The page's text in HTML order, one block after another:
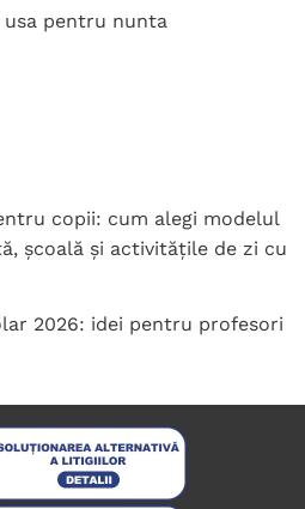
pentru nunta
copii: cum alegi modelul
școală și activitățile de zi cu
2026: idei pentru profesori